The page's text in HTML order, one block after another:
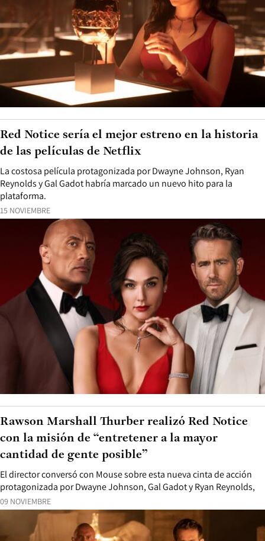
15 NOVIEMBRE
La costosa película protagonizada por Dwayne Johnson, Ryan
Reynolds y Gal Gadot habría marcado un nuevo hito para la
plataforma.
Red Notice sería el mejor estreno en la historia
de las películas de Netflix
09 NOVIEMBRE
El director conversó con Mouse sobre esta nueva cinta de acción
protagonizada por Dwayne Johnson, Gal Gadot y Ryan Reynolds,
Rawson Marshall Thurber realizó Red Notice
con la misión de “entretener a la mayor
cantidad de gente posible”